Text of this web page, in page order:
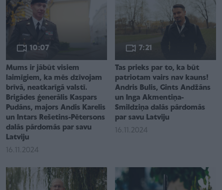
10:07
Mums ir jābūt visiem
laimīgiem, ka mēs dzīvojam
brīvā, neatkarīgā valstī.
Brigādes ģenerālis Kaspars
Pudāns, majors Andis Karelis
un Intars Rešetins-Pētersons
dalās pārdomās par savu
Latviju
16.11.2024
7:21
Tas prieks par to, ka būt
patriotam vairs nav kauns!
Andris Bulis, Gints Andžāns
un Inga Akmentiņa-
Smildziņa dalās pārdomās
par savu Latviju
16.11.2024